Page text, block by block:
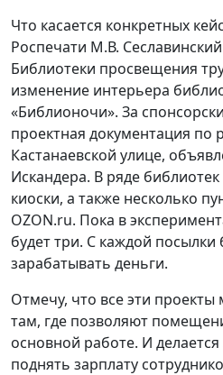
Что касается конкретных
Роспечати М.В.
Библиотеки просвещения
изменение интерьера
«Библионочи». За
проектная документация по
Кастанаевской улице,
Искандера. В ряде
киоски, а также несколько
OZON.ru. Пока в
будет три. С каждой посылки
зарабатывать деньги.
Отмечу, что все эти
там, где позволяют
основной работе. И
поднять зарплату